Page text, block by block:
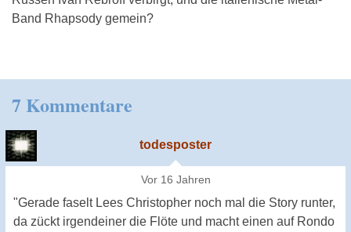
Band Rhapsody gemein?
7 Kommentare
todesposter
Vor 16 Jahren
"Gerade faselt Lees Christopher noch mal die Story runter,
da zückt irgendeiner die Flöte und macht einen auf Rondo